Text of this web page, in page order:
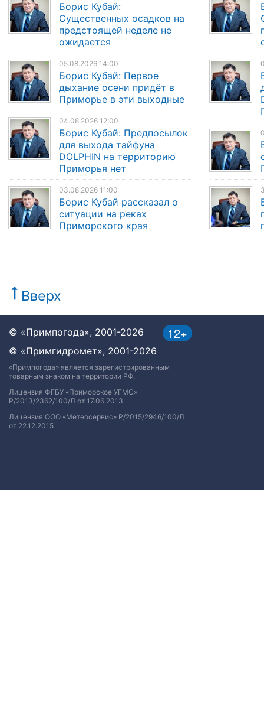
Борис Кубай:
Существенных осадков на
предстоящей неделе не
ожидается
05.08.2026 14:00
Борис Кубай: Первое
дыхание осени придёт в
Приморье в эти выходные
04.08.2026 12:00
Борис Кубай: Предпосылок
для выхода тайфуна
DOLPHIN на территорию
Приморья нет
03.08.2026 11:00
Борис Кубай рассказал о
ситуации на реках
Приморского края
Вверх
12+
© «Примпогода», 2001-2026
© «Примгидромет», 2001-2026
«Примпогода» является зарегистрированным
товарным знаком на территории РФ.
Лицензия ФГБУ «Приморское УГМС»
Р/2013/2362/100/Л от 17.06.2013
Лицензия ООО «Метеосервис» Р/2015/2946/100/Л
от 22.12.2015